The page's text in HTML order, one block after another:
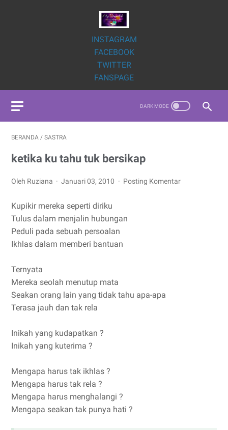
INSTAGRAM
FACEBOOK
TWITTER
FANSPAGE
BERANDA / SASTRA
ketika ku tahu tuk bersikap
Oleh Ruziana Januari 03, 2010 Posting Komentar
Kupikir mereka seperti diriku
Tulus dalam menjalin hubungan
Peduli pada sebuah persoalan
Ikhlas dalam memberi bantuan
Ternyata
Mereka seolah menutup mata
Seakan orang lain yang tidak tahu apa-apa
Terasa jauh dan tak rela
Inikah yang kudapatkan ?
Inikah yang kuterima ?
Mengapa harus tak ikhlas ?
Mengapa harus tak rela ?
Mengapa harus menghalangi ?
Mengapa seakan tak punya hati ?